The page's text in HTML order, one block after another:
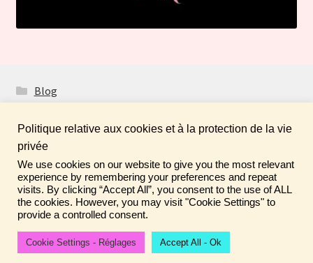
Fais de ta vie un rêve ! N'oublie pas de laisser un
commentaire sur tes achats pour aider la communauté ♡
Ignorer
Blog
© Boutique Atelier Maloet 2026
À propos & CGV
Built with WooCommerce.
Politique relative aux cookies et à la protection de la vie
privée
We use cookies on our website to give you the most relevant
experience by remembering your preferences and repeat
visits. By clicking “Accept All”, you consent to the use of ALL
the cookies. However, you may visit "Cookie Settings" to
provide a controlled consent.
Cookie Settings - Réglages Accept All - Ok